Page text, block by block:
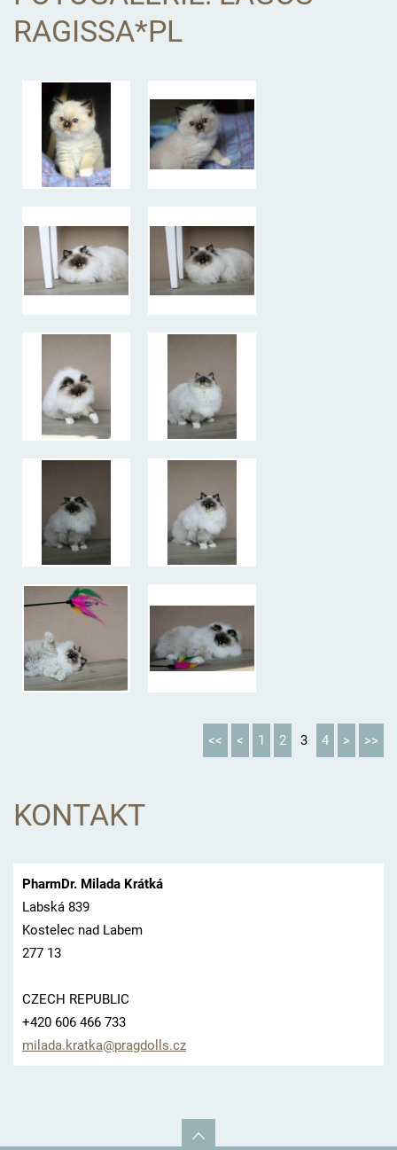
RAGISSA*PL
<< < 1 2 3 4 > >>
KONTAKT
PharmDr. Milada Krátká
Labská 839
Kostelec nad Labem
277 13
CZECH REPUBLIC
+420 606 466 733
milada.kratka@pragdolls.cz